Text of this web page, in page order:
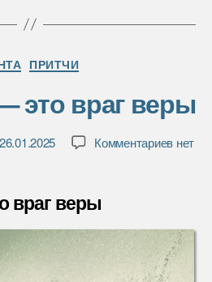
Рубрики
ПРИТЧИ
это враг веры
26.01.2025 Комментариевк
враг
веры
нет
враг веры